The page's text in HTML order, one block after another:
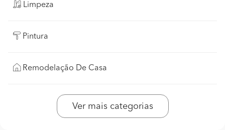
Limpeza
Pintura
Remodelação De Casa
Ver mais categorias